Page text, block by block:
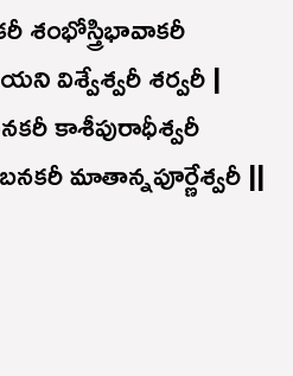
శంభోస్త్రిభావాకరీ
విశ్వేశ్వరీ శర్వరీ |
కాశీపురాధీశ్వరీ
మాతాన్నపూర్ణేశ్వరీ ||